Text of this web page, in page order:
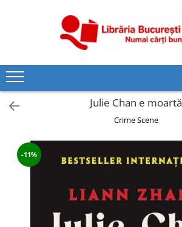
Artă și Enciclopedii
Beletristică
Business și Economie
Cărți pentru tineri
Creșterea copilului
Diete și Fitness
Familie și Cuplu
Julie Chan e moartă
Crime Scene
-11%